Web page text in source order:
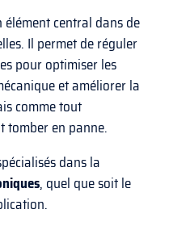
élément central dans de
Il permet de réguler
pour optimiser les
et améliorer la
comme tout
tomber en panne.
dans la
, quel que soit le